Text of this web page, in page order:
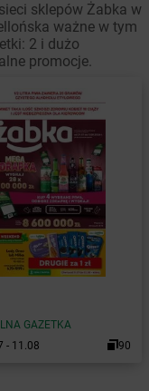
sklepów Żabka w
ważne w tym
2 i dużo
promocje.
GAZETKA
- 11.08
90